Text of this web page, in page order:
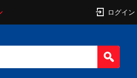
ログイン